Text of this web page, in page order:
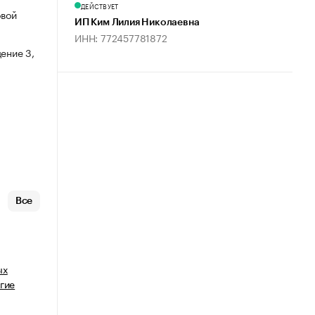
3,
Все
ДЕЙСТВУЕТ
ИП Ким Лилия Николаевна
ИНН: 772457781872